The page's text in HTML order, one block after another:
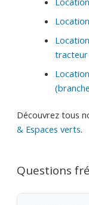
tracteur
Découvrez tous
& Espaces verts.
Questions